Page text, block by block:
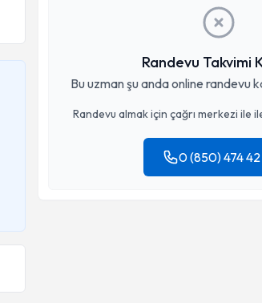
Randevu Takvimi
Bu uzman şu anda online randevu
Randevu almak için çağrı merkezi ile
0 (850) 474 42